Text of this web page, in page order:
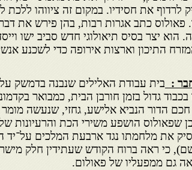
לרדוף את חסידיו. במקום זה ציווהו ללכת
פאולוס כתב אגרות רבות, בהן פירש את
הוא יצר בסיס תיאולוגי חדש סביב ישו
התיכון וארצות אירופה כדי לשכנע
: בית עבודת האלילים שנבנה בדמשק
גדול בזמן חורבן הבית, כמבואר
הדור הנביא אלישע, גחזי, שנעשה
שפאולוס הושפע משירי הכת והרעיונות
את מלחמתו נגד ארבעת המלכים על־יד
שם), כי ראה ברוח הקודש שעתידין חלק
גם ממפעליו של פאולום.